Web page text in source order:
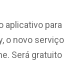
aplicativo para
o novo serviço
Será gratuito